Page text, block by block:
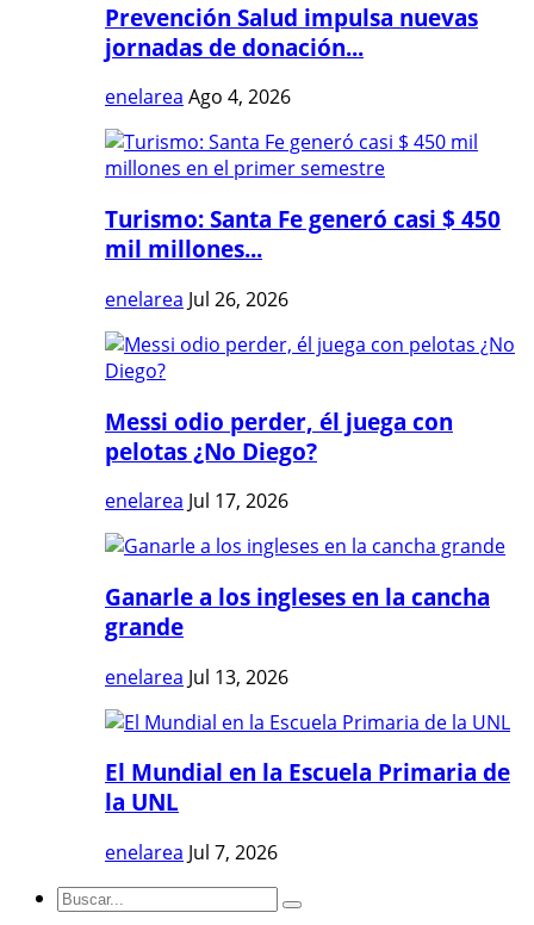
Prevención Salud impulsa nuevas
jornadas de donación...
enelarea Ago 4, 2026
Turismo: Santa Fe generó casi $ 450
mil millones...
enelarea Jul 26, 2026
Messi odio perder, él juega con
pelotas ¿No Diego?
enelarea Jul 17, 2026
Ganarle a los ingleses en la cancha
grande
enelarea Jul 13, 2026
El Mundial en la Escuela Primaria de
la UNL
enelarea Jul 7, 2026